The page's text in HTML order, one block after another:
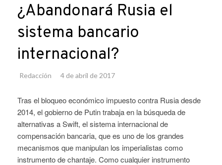
¿Abandonará Rusia el
sistema bancario
internacional?
Redacción 4 de abril de 2017
Tras el bloqueo económico impuesto contra Rusia desde
2014, el gobierno de Putin trabaja en la búsqueda de
alternativas a Swift, el sistema internacional de
compensación bancaria, que es uno de los grandes
mecanismos que manipulan los imperialistas como
instrumento de chantaje. Como cualquier instrumento